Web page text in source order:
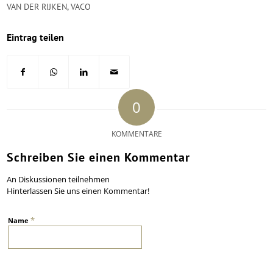
VAN DER RIJKEN,VACO
Eintrag teilen
0
KOMMENTARE
Schreiben Sie einen Kommentar
An Diskussionen teilnehmen
Hinterlassen Sie uns einen Kommentar!
Name*